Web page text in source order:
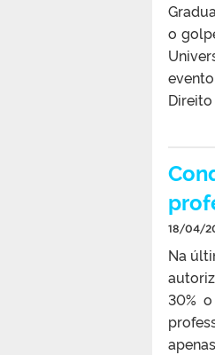
o
18/04/
Na
30%